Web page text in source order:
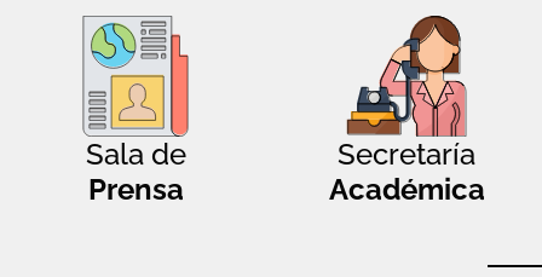
Sala de
Prensa
Secretaría
Académica